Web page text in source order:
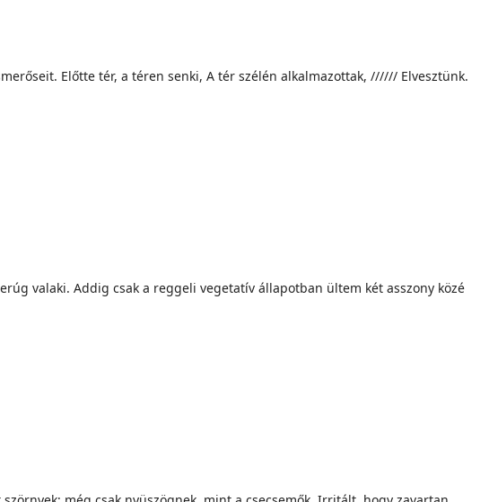
Előtte tér, a téren senki, A tér szélén alkalmazottak, ////// Elvesztünk.
valaki. Addig csak a reggeli vegetatív állapotban ültem két asszony közé